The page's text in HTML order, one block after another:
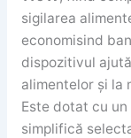
sigilarea
economisind
dispozitivul
alimentelor și la
Este dotat cu
simplifică